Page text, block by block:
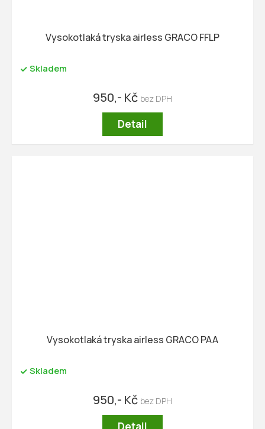
Vysokotlaká tryska airless GRACO FFLP
Skladem
950,- Kč
Detail
Vysokotlaká tryska airless GRACO PAA
Skladem
950,- Kč